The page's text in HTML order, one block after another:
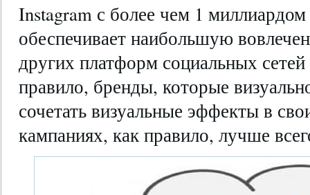
Instagram с более чем 1
обеспечивает наибольшую
других платформ социальных
правило, бренды, которые
сочетать визуальные эффекты в
кампаниях, как правило, лучше